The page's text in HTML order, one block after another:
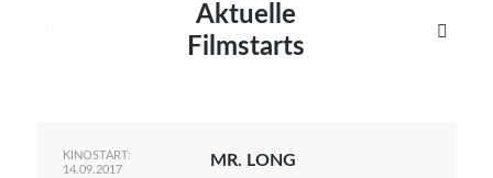
Aktuelle
Filmstarts

KINOSTART:
14.09.2017
MR. LONG